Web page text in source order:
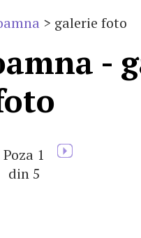
> galerie foto
-
Poza 1
din 5